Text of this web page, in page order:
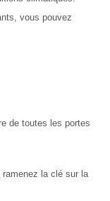
vous pouvez
de toutes les portes
la clé sur la